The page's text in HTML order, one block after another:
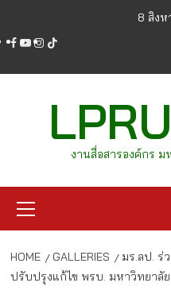
content
8 สิง
facebook
youtube
instagram
tiktok
งานสื่อสารองค์กร ม
Menu
HOME GALLERIES
มร.ลป. ร่
ปรับปรุงแก้ไข พรบ. มหาวิทยาลั